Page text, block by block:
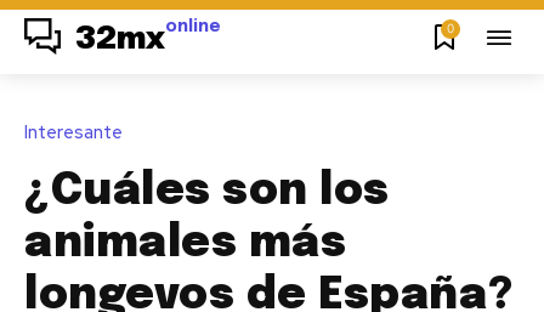
32mxonline 0
Interesante
¿Cuáles son los
animales más
longevos de España?